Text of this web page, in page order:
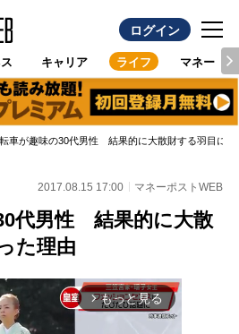
ログイン
キャリア ライフ マネー
車が趣味の30代男性 結果的に大散財する羽目にな
2017.08.15 17:00 マネーポストWEB
代男性 結果的に大散
た理由
arrow_forward_ios もっと見る